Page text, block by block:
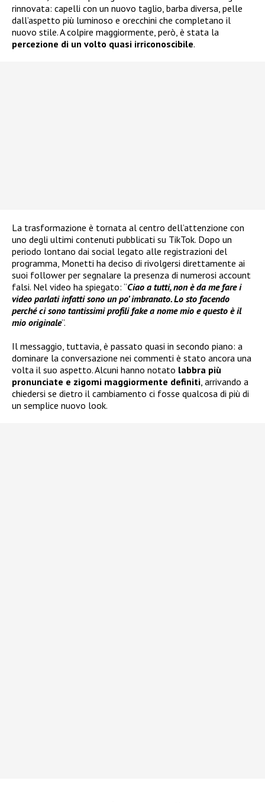
rinnovata: capelli con un nuovo taglio, barba diversa, pelle
dall’aspetto più luminoso e orecchini che completano il
nuovo stile. A colpire maggiormente, però, è stata la
percezione di un volto quasi irriconoscibile.
La trasformazione è tornata al centro dell’attenzione con
uno degli ultimi contenuti pubblicati su TikTok. Dopo un
periodo lontano dai social legato alle registrazioni del
programma, Monetti ha deciso di rivolgersi direttamente ai
suoi follower per segnalare la presenza di numerosi account
falsi. Nel video ha spiegato: “Ciao a tutti, non è da me fare i
video parlati infatti sono un po’ imbranato. Lo sto facendo
perché ci sono tantissimi profili fake a nome mio e questo è il
mio originale”.
Il messaggio, tuttavia, è passato quasi in secondo piano: a
dominare la conversazione nei commenti è stato ancora una
volta il suo aspetto. Alcuni hanno notato labbra più
pronunciate e zigomi maggiormente definiti, arrivando a
chiedersi se dietro il cambiamento ci fosse qualcosa di più di
un semplice nuovo look.